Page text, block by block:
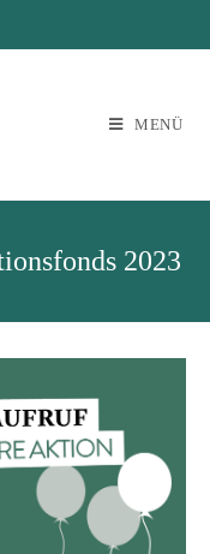
MENÜ
2023